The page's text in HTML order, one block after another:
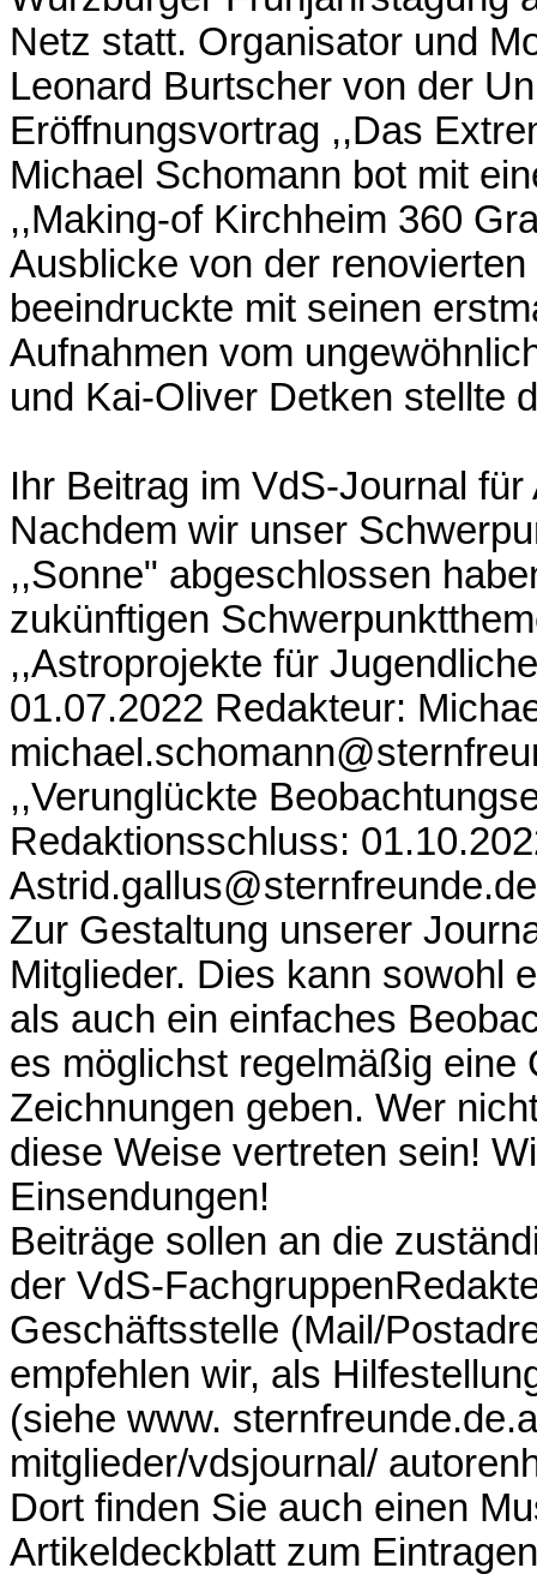
Netz statt. Organisator und
Leonard Burtscher von der
Eröffnungsvortrag ,,Das
Michael Schomann bot mit
,,Making-of Kirchheim 360
Ausblicke von der
beeindruckte mit seinen
Aufnahmen vom
und Kai-Oliver Detken stellte
Ihr Beitrag im VdS-Journal für
Nachdem wir unser
,,Sonne" abgeschlossen
zukünftigen
,,Astroprojekte für
01.07.2022 Redakteur:
,,Verunglückte
Redaktionsschluss:
Astrid.gallus@sternfreunde.de
Zur Gestaltung unserer
Mitglieder. Dies kann sowohl
als auch ein einfaches
es möglichst regelmäßig eine
Zeichnungen geben. Wer
diese Weise vertreten sein!
Einsendungen!
Beiträge sollen an die
der VdS-
Geschäftsstelle (Mail/
empfehlen wir, als
(siehe www.
mitglieder/vdsjournal/
Dort finden Sie auch einen
Artikeldeckblatt zum